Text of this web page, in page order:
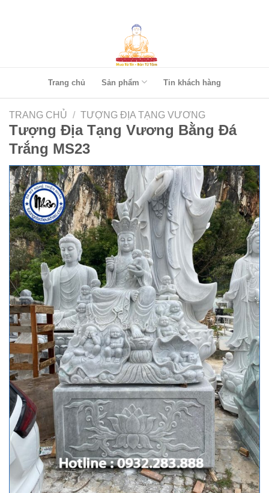
Trang chủ Sản phẩm Tin khách hàng
TRANG CHỦ / TƯỢNG ĐỊA TẠNG VƯƠNG
Tượng Địa Tạng Vương Bằng Đá
Trắng MS23